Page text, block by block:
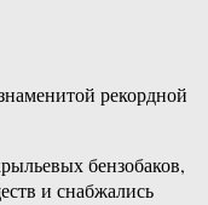
рекордной
бензобаков,
и снабжались